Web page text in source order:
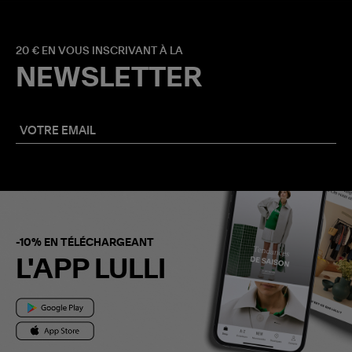
20 € EN VOUS INSCRIVANT À LA
NEWSLETTER
-10% EN TÉLÉCHARGEANT
L'APP LULLI